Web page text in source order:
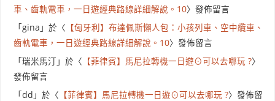
車、齒軌電車，一日遊經典路線詳細解說。10〉發佈留言
「gina 」於〈 【匈牙利】布達佩斯懶人包：小孩列車、空中纜車、
齒軌電車，一日遊經典路線詳細解說。10〉發佈留言
「瑞米馬汀 」於〈 【菲律賓】馬尼拉轉機一日遊⊙可以去哪玩 ?〉
發佈留言
「dd 」於〈 【菲律賓】馬尼拉轉機一日遊⊙可以去哪玩 ?〉發佈留